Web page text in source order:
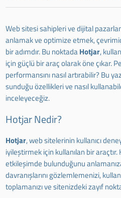
Web sitesi sahipleri ve dijital
anlamak ve optimize etmek,
bir adımdır. Bu noktadaHotjar,
için güçlü bir araç olarak öne çıkar.
performansını nasıl artırabilir? Bu
sunduğu özellikleri ve nasıl
inceleyeceğiz.
Hotjar Nedir?
Hotjar, web sitelerinin kullanıcı
iyileştirmek için kullanılan bir araçtır.
etkileşimde bulunduğunu
davranışlarını gözlemlemenizi,
toplamanızı ve sitenizdeki zayıf